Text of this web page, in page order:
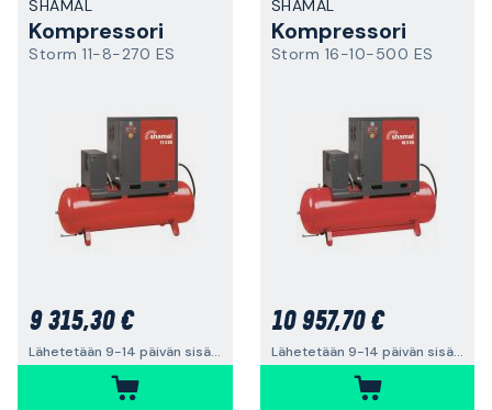
SHAMAL
Kompressori
Storm 11-8-270 ES
9 315,30 €
Lähetetään 9-14 päivän sisällä
SHAMAL
Kompressori
Storm 16-10-500 ES
10 957,70 €
Lähetetään 9-14 päivän sisällä